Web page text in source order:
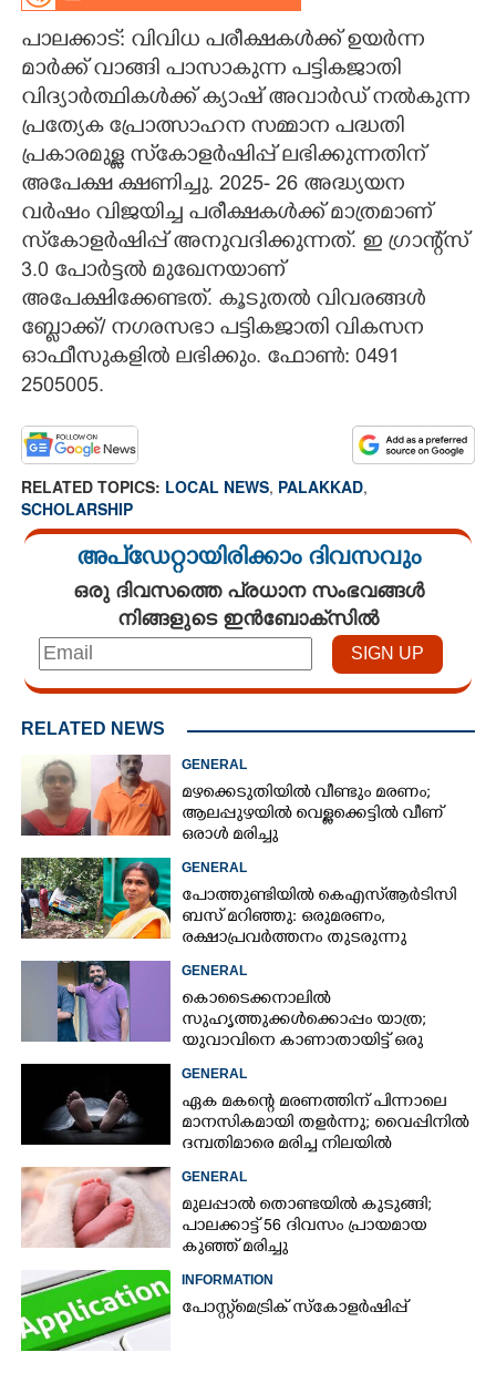
CARTOONS
LITERATURE
ZOOM
CONTACT US
പാലക്കാട്: വിവിധ പരീക്ഷകൾക്ക് ഉയർന്ന
മാർക്ക് വാങ്ങി പാസാകുന്ന പട്ടികജാതി
വിദ്യാർത്ഥികൾക്ക് ക്യാഷ് അവാർഡ് നൽകുന്ന
പ്രത്യേക പ്രോത്സാഹന സമ്മാന പദ്ധതി
പ്രകാരമുള്ള സ്‌കോളർഷിപ്പ് ലഭിക്കുന്നതിന്
അപേക്ഷ ക്ഷണിച്ചു. 2025- 26 അദ്ധ്യയന
വർഷം വിജയിച്ച പരീക്ഷകൾക്ക് മാത്രമാണ്
സ്‌കോളർഷിപ്പ് അനുവദിക്കുന്നത്. ഇ ഗ്രാന്റ്സ്
3.0 പോർട്ടൽ മുഖേനയാണ്
അപേക്ഷിക്കേണ്ടത്. കൂടുതൽ വിവരങ്ങൾ
ബ്ലോക്ക്/ നഗരസഭാ പട്ടികജാതി വികസന
ഓഫീസുകളിൽ ലഭിക്കും. ഫോൺ: 0491
2505005.
RELATED TOPICS: LOCAL NEWS, PALAKKAD,
SCHOLARSHIP
അപ്ഡേറ്റായിരിക്കാം ദിവസവും
ഒരു ദിവസത്തെ പ്രധാന സംഭവങ്ങൾ
നിങ്ങളുടെ ഇൻബോക്സിൽ
RELATED NEWS
GENERAL
മഴക്കെടുതിയിൽ വീണ്ടും മരണം;
ആലപ്പുഴയിൽ വെള്ളക്കെട്ടിൽ വീണ്
ഒരാൾ മരിച്ചു
GENERAL
പോത്തുണ്ടിയിൽ കെഎസ്ആർടിസി
ബസ് മറിഞ്ഞു: ഒരുമരണം,
രക്ഷാപ്രവര്‍ത്തനം തുടരുന്നു
GENERAL
കൊടൈക്കനാലിൽ
സുഹൃത്തുക്കൾക്കൊപ്പം യാത്ര;
യുവാവിനെ കാണാതായിട്ട് ഒരു
കുടുംബം
GENERAL
ഏക മകന്റെ മരണത്തിന് പിന്നാലെ
മാനസികമായി തളർന്നു; വൈപ്പിനിൽ
ദമ്പതിമാരെ മരിച്ച നിലയിൽ
GENERAL
മുലപ്പാൽ തൊണ്ടയിൽ കുടുങ്ങി;
പാലക്കാട്ട് 56 ദിവസം പ്രായമായ
കുഞ്ഞ് മരിച്ചു
INFORMATION
പോസ്റ്റ്മെട്രിക് സ്കോളർഷിപ്പ്